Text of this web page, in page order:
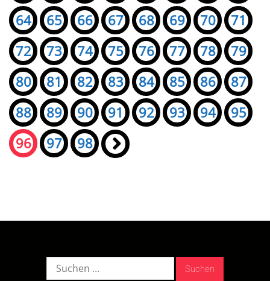
64
65 66 67 68 69 70
71
72
73 74 75 76 77 78
79
80
81 82 83 84 85 86
87
88
89 90 91 92 93 94
95
96
97 98 »
Suche